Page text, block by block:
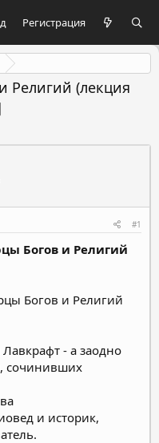
Регистрация
Религий (лекция
#1
Богов и Религий
Лавкрафт - а заодно
сочинивших
и историк,